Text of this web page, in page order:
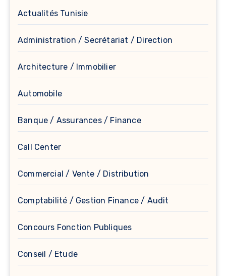
Actualités Tunisie
Administration / Secrétariat / Direction
Architecture / Immobilier
Automobile
Banque / Assurances / Finance
Call Center
Commercial / Vente / Distribution
Comptabilité / Gestion Finance / Audit
Concours Fonction Publiques
Conseil / Etude